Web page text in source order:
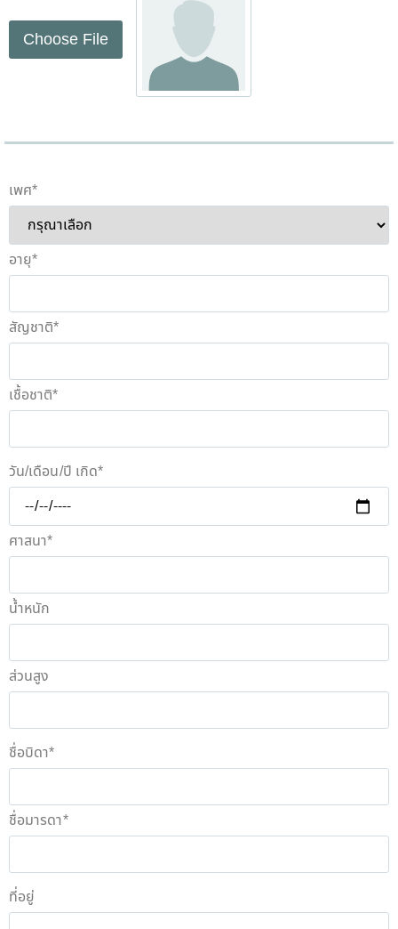
เพศ*
อายุ*
สัญชาติ*
เชื้อชาติ*
วัน/เดือน/ปี เกิด*
ศาสนา*
น้ำหนัก
ส่วนสูง
ชื่อบิดา*
ชื่อมารดา*
ที่อยู่